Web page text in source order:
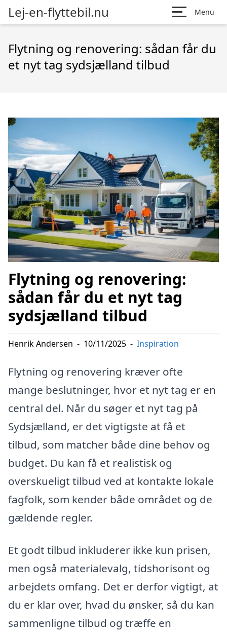
Lej-en-flyttebil.nu Menu
Flytning og renovering: sådan får du
et nyt tag sydsjælland tilbud
Flytning og renovering:
sådan får du et nyt tag
sydsjælland tilbud
Henrik Andersen - 10/11/2025 - Inspiration
Flytning og renovering kræver ofte
mange beslutninger, hvor et nyt tag er en
central del. Når du søger et nyt tag på
Sydsjælland, er det vigtigste at få et
tilbud, som matcher både dine behov og
budget. Du kan få et realistisk og
overskueligt tilbud ved at kontakte lokale
fagfolk, som kender både området og de
gældende regler.
Et godt tilbud inkluderer ikke kun prisen,
men også materialevalg, tidshorisont og
arbejdets omfang. Det er derfor vigtigt, at
du er klar over, hvad du ønsker, så du kan
sammenligne tilbud og træffe en